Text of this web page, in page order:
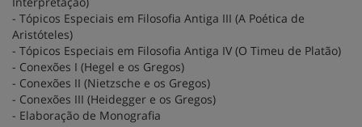
- Tópicos Especiais em Filosofia Antiga III (A Poética de
Aristóteles)
- Tópicos Especiais em Filosofia Antiga IV (O Timeu de Platão)
- Conexões I (Hegel e os Gregos)
- Conexões II (Nietzsche e os Gregos)
- Conexões III (Heidegger e os Gregos)
- Elaboração de Monografia